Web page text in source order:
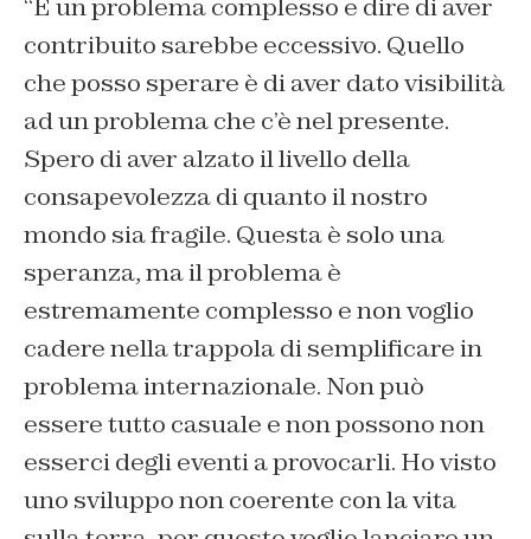
“È un problema complesso e dire di aver
contribuito sarebbe eccessivo. Quello
che posso sperare è di aver dato visibilità
ad un problema che c’è nel presente.
Spero di aver alzato il livello della
consapevolezza di quanto il nostro
mondo sia fragile. Questa è solo una
speranza, ma il problema è
estremamente complesso e non voglio
cadere nella trappola di semplificare in
problema internazionale. Non può
essere tutto casuale e non possono non
esserci degli eventi a provocarli. Ho visto
uno sviluppo non coerente con la vita